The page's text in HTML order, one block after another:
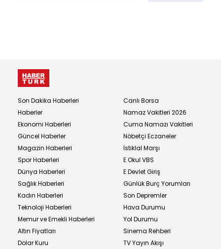
Son Dakika Haberleri
Haberler
Ekonomi Haberleri
Güncel Haberler
Magazin Haberleri
Spor Haberleri
Dünya Haberleri
Sağlık Haberleri
Kadın Haberleri
Teknoloji Haberleri
Memur ve Emekli Haberleri
Altın Fiyatları
Dolar Kuru
Canlı Borsa
Namaz Vakitleri 2026
Cuma Namazı Vakitleri
Nöbetçi Eczaneler
İstiklal Marşı
E Okul VBS
E Devlet Giriş
Günlük Burç Yorumları
Son Depremler
Hava Durumu
Yol Durumu
Sinema Rehberi
TV Yayın Akışı